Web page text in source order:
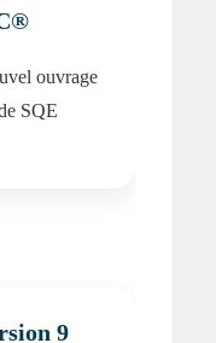
ouvrage
SQE
9